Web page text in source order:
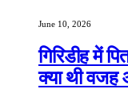
June 10, 2026
गिरिडीह में
क्या थी वजह